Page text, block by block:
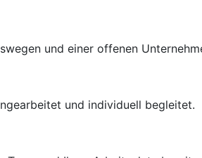
und einer offenen
und individuell begleitet.